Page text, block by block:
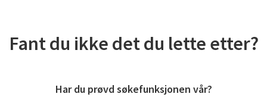
Fant du ikke det du lette etter?
Har du prøvd søkefunksjonen vår?